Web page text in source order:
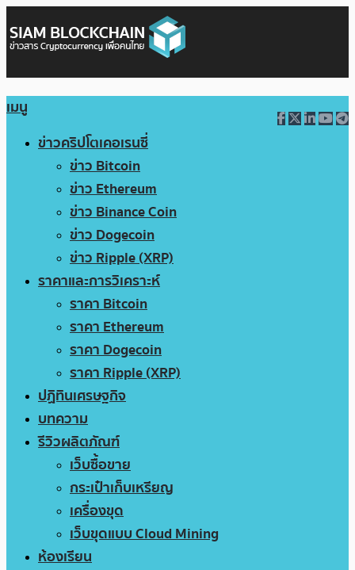
เมนู
ข่าวคริปโตเคอเรนซี่
ข่าว Bitcoin
ข่าว Ethereum
ข่าว Binance Coin
ข่าว Dogecoin
ข่าว Ripple (XRP)
ราคาและการวิเคราะห์
ราคา Bitcoin
ราคา Ethereum
ราคา Dogecoin
ราคา Ripple (XRP)
ปฏิทินเศรษฐกิจ
บทความ
รีวิวผลิตภัณฑ์
เว็บซื้อขาย
กระเป๋าเก็บเหรียญ
เครื่องขุด
เว็บขุดแบบ Cloud Mining
ห้องเรียน